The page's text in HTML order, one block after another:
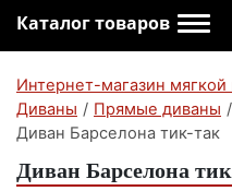
Каталог товаров
Интернет-магазин
Диваны / Прямые диваны /
Диван Барселона тик-так
Диван Барселона